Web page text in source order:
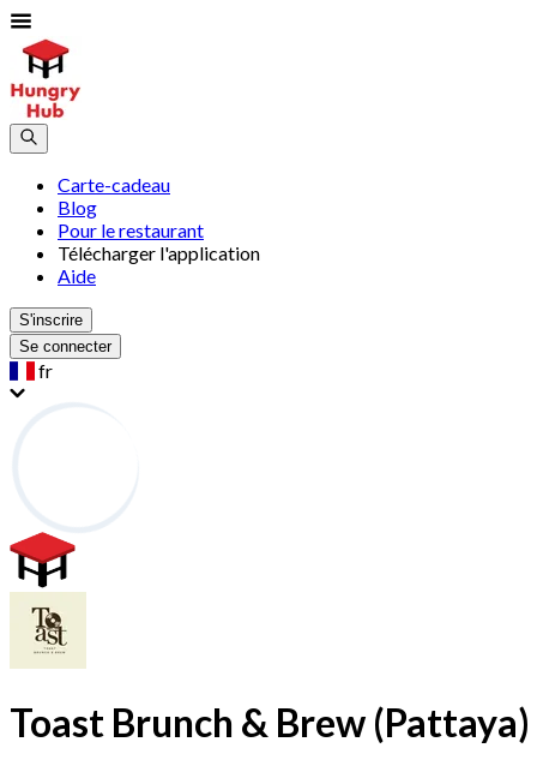
Carte-cadeau
Blog
Pour le restaurant
Télécharger l'application
Aide
S'inscrire
Se connecter
fr
Toast Brunch & Brew (Pattaya)